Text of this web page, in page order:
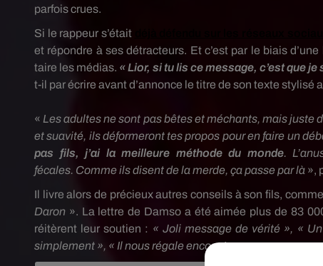
parfois crues.
Si le rappeur s’était
et répondre à ses détracteurs. Et c’est par le biais
taire les médias. « Lior, si tu lis ce message, c’est que
t-il par écrire avant d’annonce le titre de son texte stylisé
« Les adultes ne sont pas bêtes et méchants, maisjuste
et suavité, ils déformeront tes propos pour en faire un
pas fils, j’ai la meilleure méthode du monde.
fécales. Comme ils disent de la merde, ça passe par là »,
Il livre alors de précieux autres conseils à son fils,
Daron ». La lettre de Damso a été aimée plus de 83
réitèrent leur soutien : « Joli message de vérité », «
simplement », « Il nous régale encore !».